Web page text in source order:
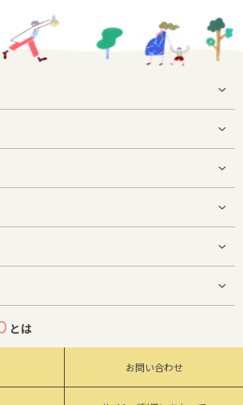
とは
お問い合わせ